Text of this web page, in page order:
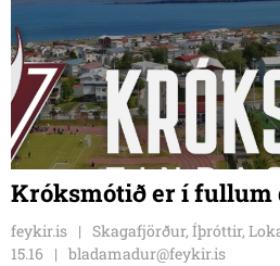
Króksmótið er í fullum
feykir.is Skagafjörður, Íþróttir,
15.16
bladamadur@feykir.is